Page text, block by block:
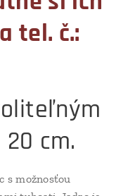
tel. č.:
cm.
s možnosťou